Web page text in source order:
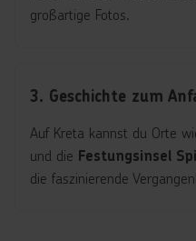
großartige Fotos.
3. Geschichte zum
Auf Kreta kannst du Orte
und die Festungsinsel
die faszinierende